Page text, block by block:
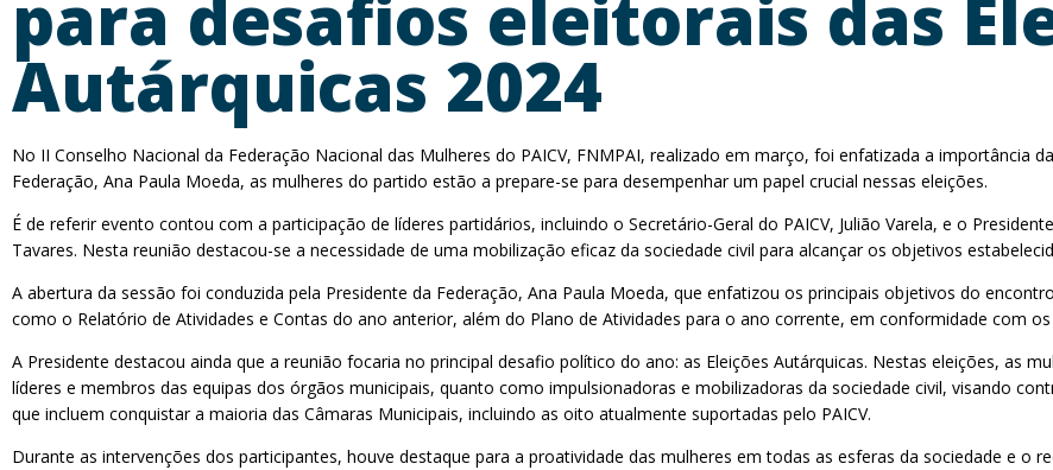
para desafios eleitorais das
Autárquicas 2024
No II Conselho Nacional da Federação Nacional das Mulheres do PAICV, FNMPAI, realizado em março, foi enfatizada a importância
Federação, Ana Paula Moeda, as mulheres do partido estão a prepare-se para desempenhar um papel crucial nessas eleições.
É de referir evento contou com a participação de líderes partidários, incluindo o Secretário-Geral do PAICV, Julião Varela, e o
Tavares. Nesta reunião destacou-se a necessidade de uma mobilização eficaz da sociedade civil para alcançar os objetivos
A abertura da sessão foi conduzida pela Presidente da Federação, Ana Paula Moeda, que enfatizou os principais objetivos do
como o Relatório de Atividades e Contas do ano anterior, além do Plano de Atividades para o ano corrente, em conformidade com
A Presidente destacou ainda que a reunião focaria no principal desafio político do ano: as Eleições Autárquicas. Nestas eleições, as
líderes e membros das equipas dos órgãos municipais, quanto como impulsionadoras e mobilizadoras da sociedade civil, visando
que incluem conquistar a maioria das Câmaras Municipais, incluindo as oito atualmente suportadas pelo PAICV.
Durante as intervenções dos participantes, houve destaque para a proatividade das mulheres em todas as esferas da sociedade e o